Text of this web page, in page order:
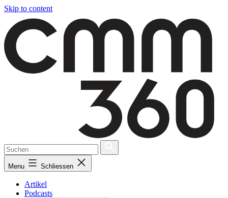
Skip to content
Menu Schliessen
Artikel
Podcasts